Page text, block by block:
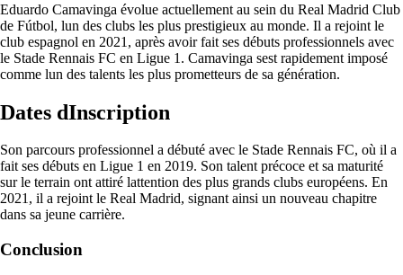
Eduardo Camavinga évolue actuellement au sein du Real Madrid Club
de Fútbol, lun des clubs les plus prestigieux au monde. Il a rejoint le
club espagnol en 2021, après avoir fait ses débuts professionnels avec
le Stade Rennais FC en Ligue 1. Camavinga sest rapidement imposé
comme lun des talents les plus prometteurs de sa génération.
Dates dInscription
Son parcours professionnel a débuté avec le Stade Rennais FC, où il a
fait ses débuts en Ligue 1 en 2019. Son talent précoce et sa maturité
sur le terrain ont attiré lattention des plus grands clubs européens. En
2021, il a rejoint le Real Madrid, signant ainsi un nouveau chapitre
dans sa jeune carrière.
Conclusion